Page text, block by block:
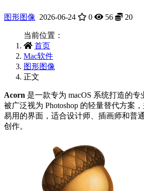
图形图像 2026-06-24 0 56 20
当前位置：
首页
Mac软件
图形图像
正文
Acorn 是一款专为 macOS 系统打造的‌专
被广泛视为 Photoshop 的轻量替代方案
易用的界面，适合设计师、插画师和普
创作。